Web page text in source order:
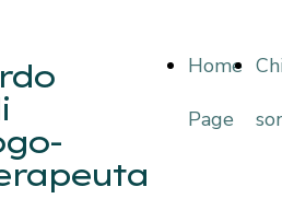
Home
Page